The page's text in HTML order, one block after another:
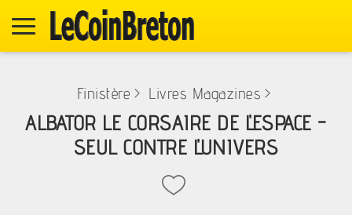
Finistère > Livres Magazines >
ALBATOR LE CORSAIRE DE L'ESPACE -
SEUL CONTRE L'UNIVERS